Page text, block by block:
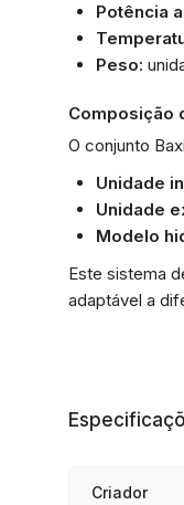
Potência
Peso:
Composição
O conjunto
Unidade
Unidade
Modelo
Este sistema
adaptável a
Criador